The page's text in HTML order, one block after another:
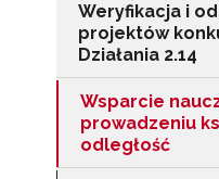
Weryfikacja i
projektów
Działania 2.14
Wsparcie
prowadzeniu
odległość